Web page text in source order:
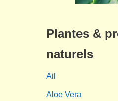
Plantes &
naturels
Ail
Aloe Vera